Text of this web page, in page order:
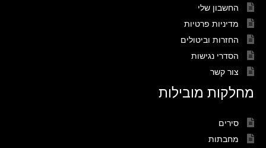
החשבון שלי
מדיניות פרטיות
החזרות וביטולים
הסדרי נגישות
צור קשר
מחלקות מובילות
סירים
מחבתות